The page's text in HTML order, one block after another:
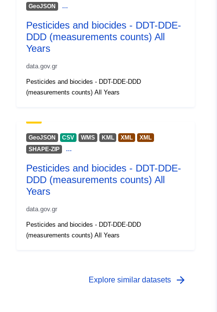
uriRef:
Diritti di accesso:
temporale:
- 31 December 2099
http://publications.europa.eu/
GeoJSON
...
Pesticides and biocides - DDT-DDE-
DDD (measurements counts) All
Years
data.gov.gr
Pesticides and biocides - DDT-DDE-DDD
(measurements counts) All Years
GeoJSON CSV WMS KML XML
XML
SHAPE-ZIP
...
Pesticides and biocides - DDT-DDE-
DDD (measurements counts) All
Years
data.gov.gr
Pesticides and biocides - DDT-DDE-DDD
(measurements counts) All Years
Explore similar datasets arrow_forward